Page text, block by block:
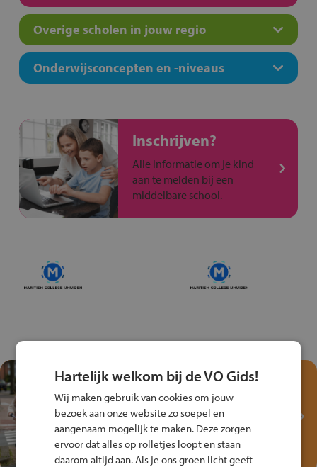
Overige scholen in jouw regio
Onderwijsconcepten en -niveaus
Inschrijven?
Alle informatie om je kind
aan te melden bij een
middelbare school.
Test je kennis met het
Fiets Veilig
Verkeersspel!
Speel het Fiets Veilig Verkeersspel
en win een Cortina-fiets!
Hartelijk welkom bij de VO Gids!
Wij maken gebruik van cookies om jouw
bezoek aan onze website zo soepel en
aangenaam mogelijk te maken. Deze zorgen
ervoor dat alles op rolletjes loopt en staan
daarom altijd aan. Als je ons groen licht geeft